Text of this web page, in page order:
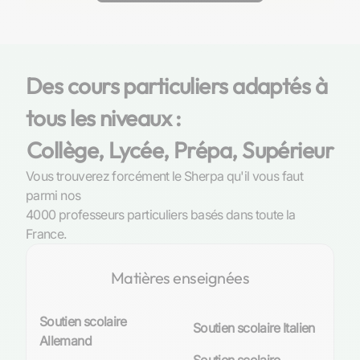
transparence et confiance.
étape vers la réussite.
Des cours particuliers adaptés à
tous les niveaux :
Collège, Lycée, Prépa, Supérieur
Vous trouverez forcément le Sherpa qu'il vous faut
parmi nos
4000 professeurs particuliers basés dans toute la
France.
Matières enseignées
Soutien scolaire
Allemand
Soutien scolaire Italien